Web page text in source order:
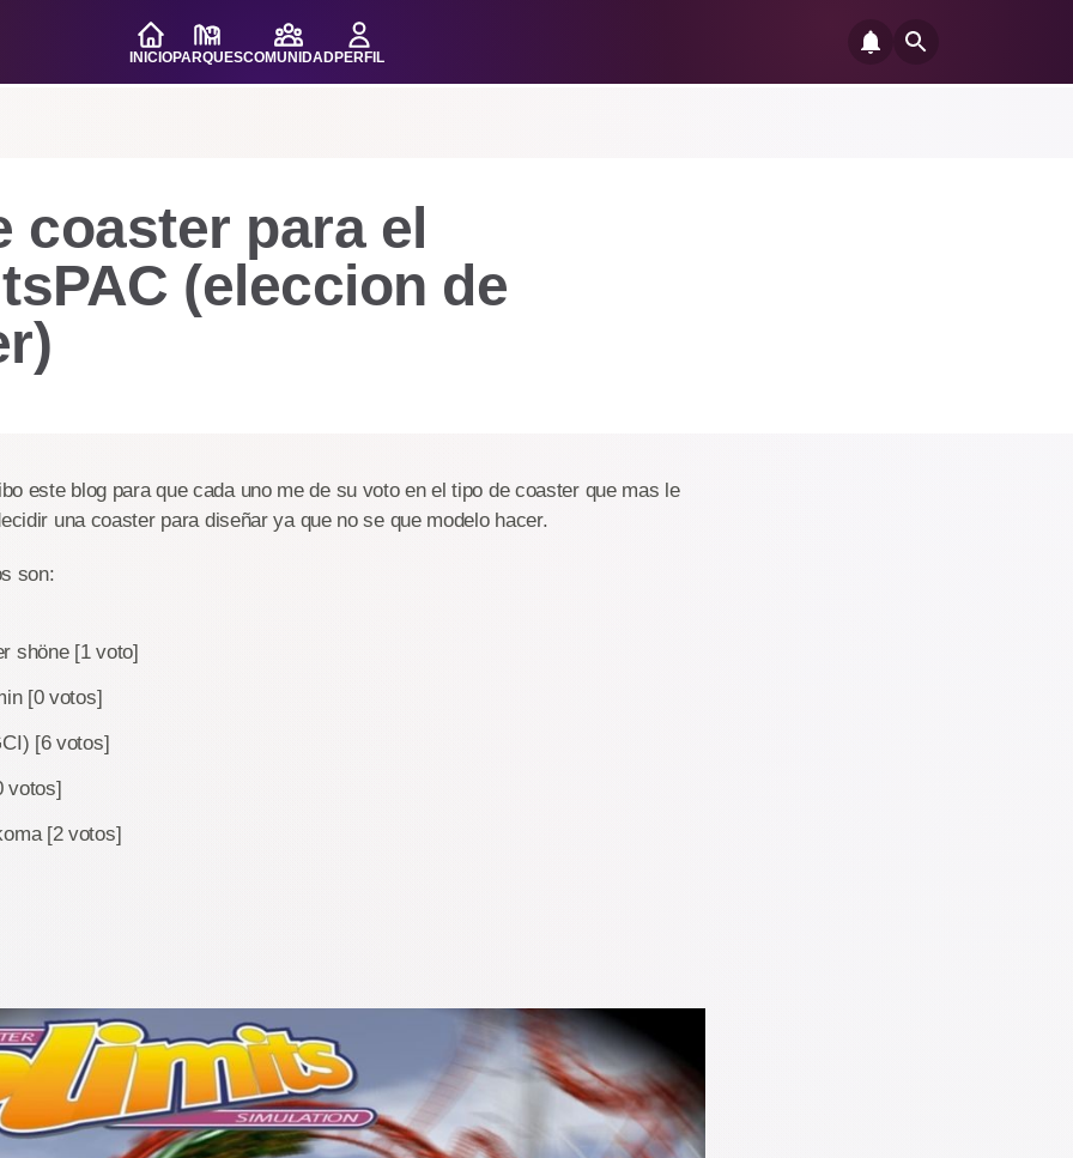
INICIOPARQUESCOMUNIDADPERFIL
coaster para el
(eleccion de
este blog para que cada uno me de su voto en el tipo de coaster que mas le
una coaster para diseñar ya que no se que modelo hacer.
son:
shöne [1 voto]
[0 votos]
[6 votos]
votos]
[2 votos]